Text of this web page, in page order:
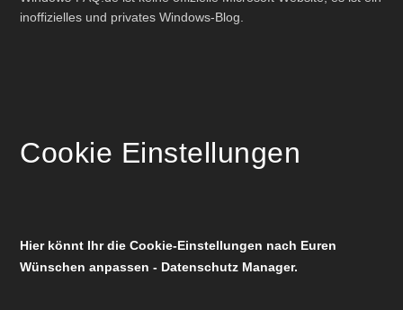
inoffizielles und privates Windows-Blog.
Cookie Einstellungen
Hier könnt Ihr die Cookie-Einstellungen nach Euren
Wünschen anpassen - Datenschutz Manager.